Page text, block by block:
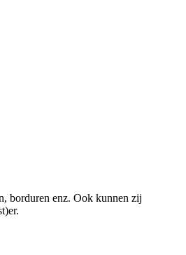
borduren enz. Ook kunnen zij